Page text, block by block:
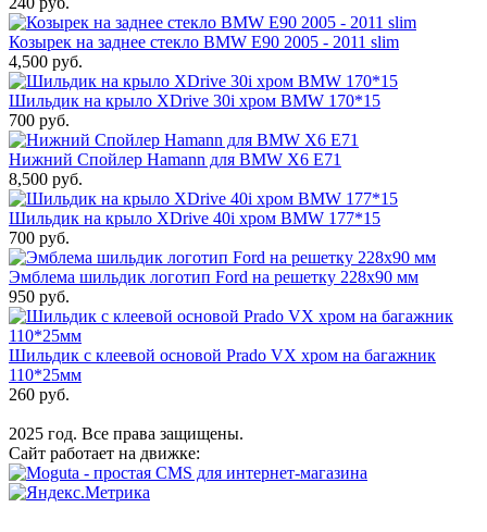
Козырек на заднее стекло BMW E90 2005 - 2011 slim
4,500 руб.
Шильдик на крыло XDrive 30i хром BMW 170*15
700 руб.
Нижний Спойлер Hamann для BMW X6 E71
8,500 руб.
Шильдик на крыло XDrive 40i хром BMW 177*15
700 руб.
Эмблема шильдик логотип Ford на решетку 228х90 мм
950 руб.
Шильдик с клеевой основой Prado VX хром на багажник
110*25мм
260 руб.
2025 год. Все права защищены.
Сайт работает на движке: